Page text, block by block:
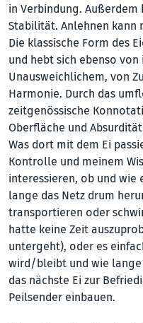
in Verbindung.
Stabilität. Anlehnen kann
Die klassische Form des
und hebt sich ebenso von
Unausweichlichem, von
Harmonie. Durch das
zeitgenössische
Oberfläche und
Was dort mit dem Ei
Kontrolle und meinem
interessieren, ob und
lange das Netz drum
transportieren oder
hatte keine Zeit
untergeht), oder es
wird/bleibt und wie
das nächste Ei zur
Peilsender einbauen.